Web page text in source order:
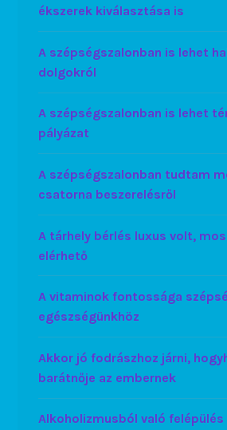
ékszerek kiválasztása is
A szépségszalonban is lehet
dolgokról
A szépségszalonban is lehet
pályázat
A szépségszalonban tudtam
csatorna beszerelésről
A tárhely bérlés luxus volt,
elérhető
A vitaminok fontossága
egészségünkhöz
Akkor jó fodrászhoz járni,
barátnője az embernek
Alkoholizmusból való felépülés